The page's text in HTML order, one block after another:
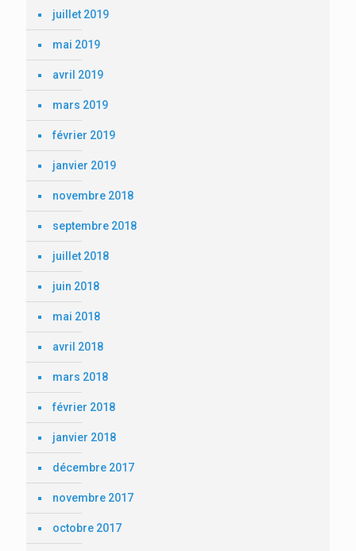
juillet 2019
mai 2019
avril 2019
mars 2019
février 2019
janvier 2019
novembre 2018
septembre 2018
juillet 2018
juin 2018
mai 2018
avril 2018
mars 2018
février 2018
janvier 2018
décembre 2017
novembre 2017
octobre 2017